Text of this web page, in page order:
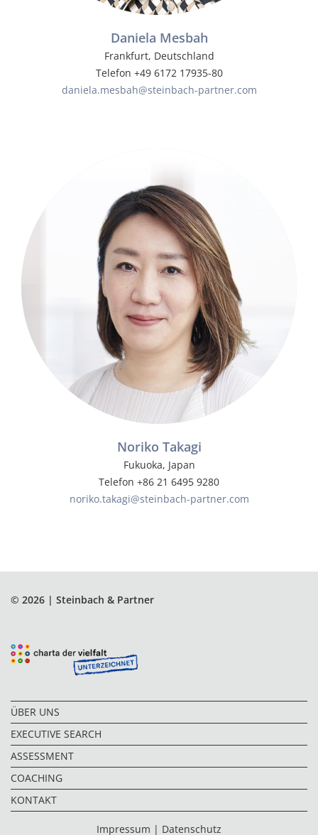
Daniela Mesbah
Frankfurt, Deutschland
Telefon +49 6172 17935-80
daniela.mesbah@steinbach-partner.com
Noriko Takagi
Fukuoka, Japan
Telefon +86 21 6495 9280
noriko.takagi@steinbach-partner.com
© 2026 | Steinbach & Partner
ÜBER UNS
EXECUTIVE SEARCH
ASSESSMENT
COACHING
KONTAKT
Impressum | Datenschutz